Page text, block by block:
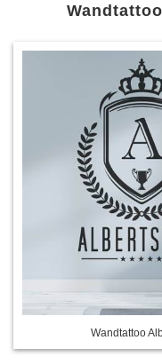
Wandtattoo